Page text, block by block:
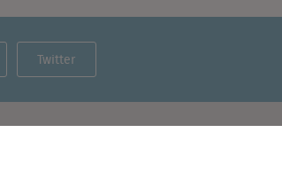
Twitter